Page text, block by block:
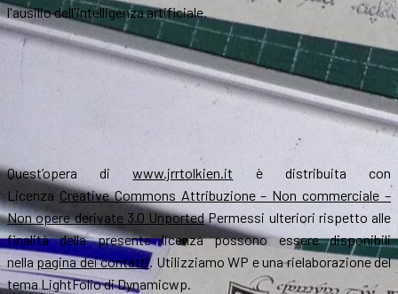
l'ausilio dell'intelligenza artificiale.
Quest’opera diwww.jrrtolkien.it è distribuita con
Licenza Creative Commons Attribuzione – Non commerciale –
Non opere derivate 3.0 UnportedPermessi ulteriori rispetto alle
finalità della presente licenza possono essere disponibili
nella pagina dei contatti. Utilizziamo WP e una rielaborazione del
tema LightFolio di Dynamicwp.